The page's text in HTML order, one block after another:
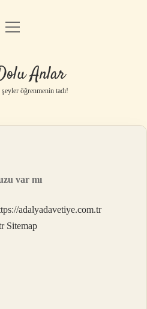
Anasayfa
Uyarı
menüyü
Anlar
öğrenmenin tadı!
var mı
adalyadavetiye.com.tr
Sitemap